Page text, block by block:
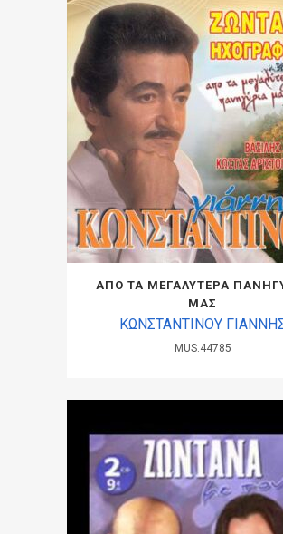
ΑΠΟ ΤΑ ΜΕΓΑΛΥΤΕΡΑ
ΜΑΣ
ΚΩΝΣΤΑΝΤΙΝΟΥ
MUS.44785